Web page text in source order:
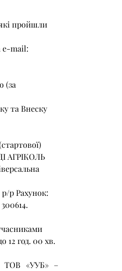
пройшли
e-mail:
АГРІКОЛЬ
12 год. 00 хв.
ТОВ «УУБ» –